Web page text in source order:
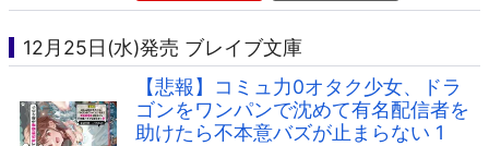
12月25日(水)発売 ブレイブ文庫
【悲報】コミュ力0オタク少女、ドラ
ゴンをワンパンで沈めて有名配信者を
助けたら不本意バズが止まらない 1